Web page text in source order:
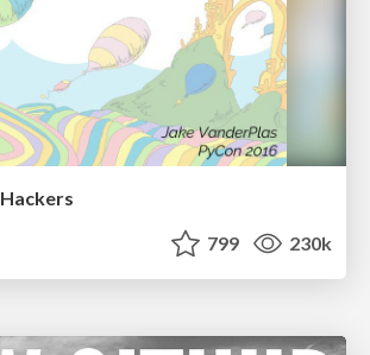
799 230k